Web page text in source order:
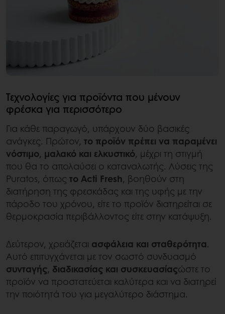
Τεχνολογίες για προϊόντα που μένουν
φρέσκα για περισσότερο
Για κάθε παραγωγό, υπάρχουν δύο βασικές
ανάγκες. Πρώτον, το προϊόν πρέπει να παραμένει
νόστιμο, μαλακό και ελκυστικό, μέχρι τη στιγμή
που θα το απολαύσει ο καταναλωτής. Λύσεις της
Puratos, όπως το Acti Fresh, βοηθούν στη
διατήρηση της φρεσκάδας και της υφής με την
πάροδο του χρόνου, είτε το προϊόν διατηρείται σε
θερμοκρασία περιβάλλοντος είτε στην κατάψυξη.
Δεύτερον, χρειάζεται ασφάλεια και σταθερότητα.
Αυτό επιτυγχάνεται με τον σωστό συνδυασμό
συνταγής, διαδικασίας και συσκευασίαςώστε το
προϊόν να προστατεύεται καλύτερα και να διατηρεί
την ποιότητά του για μεγαλύτερο διάστημα.